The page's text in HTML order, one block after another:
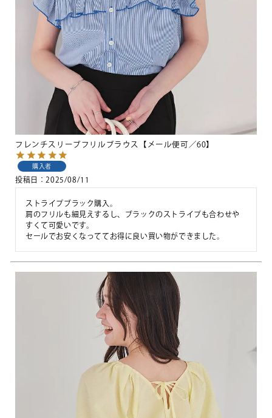
フレンチスリーブフリルブラウス【メール便可／60】
購入者
投稿日 2025/08/11
ストライプブラック購入。
肩のフリルも細見えするし、ブラックのストライプも合わせや
すくて可愛いです。
セールでお安くなっててお得に良い買い物ができました。